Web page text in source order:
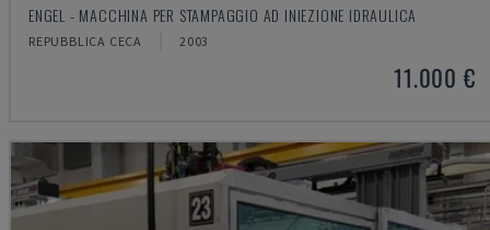
ENGEL - MACCHINA PER STAMPAGGIO AD INIEZIONE IDRAULICA
REPUBBLICA CECA 2003
11.000 €